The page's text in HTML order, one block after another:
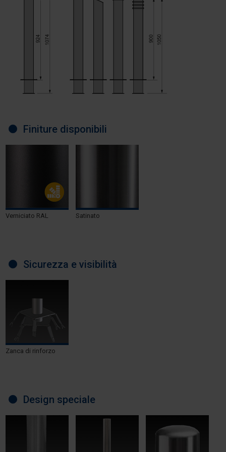
Finiture disponibili
Verniciato RAL Satinato
Sicurezza e visibilità
Zanca di rinforzo
Design speciale